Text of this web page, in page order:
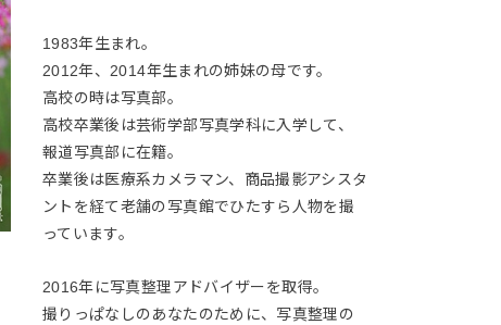
1983年生まれ。
2012年、2014年生まれの姉妹の母です。
高校の時は写真部。
高校卒業後は芸術学部写真学科に入学して、
報道写真部に在籍。
卒業後は医療系カメラマン、商品撮影アシスタ
ントを経て老舗の写真館でひたすら人物を撮
っています。
2016年に写真整理アドバイザーを取得。
撮りっぱなしのあなたのために、写真整理の